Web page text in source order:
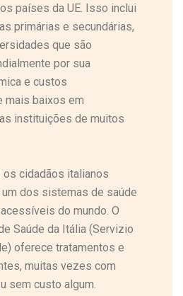
países da UE. Isso inclui
primárias e secundárias,
que são
por sua
e custos
mais baixos em
instituições de muitos
os cidadãos italianos
dos sistemas de saúde
do mundo. O
Saúde da Itália (Servizio
oferece tratamentos e
muitas vezes com
sem custo algum.